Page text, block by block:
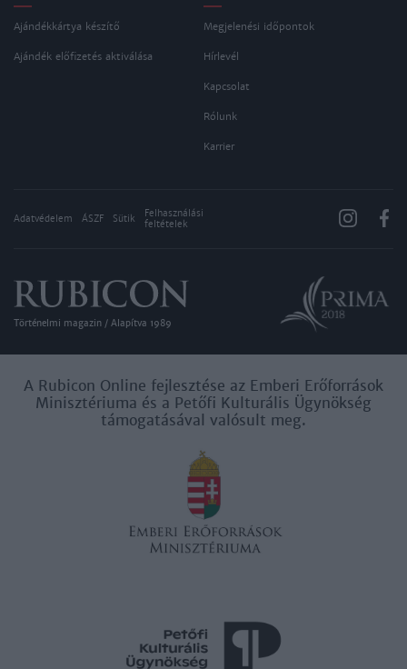
Ajándékkártya készítő
Ajándék előfizetés aktiválása
Megjelenési időpontok
Hírlevél
Kapcsolat
Rólunk
Karrier
Adatvédelem ÁSZF Sütik
Felhasználási
feltételek
Történelmi magazin / Alapítva 1989
A Rubicon Online fejlesztése az Emberi Erőforrások
Minisztériuma és a Petőfi Kulturális Ügynökség
támogatásával valósult meg.